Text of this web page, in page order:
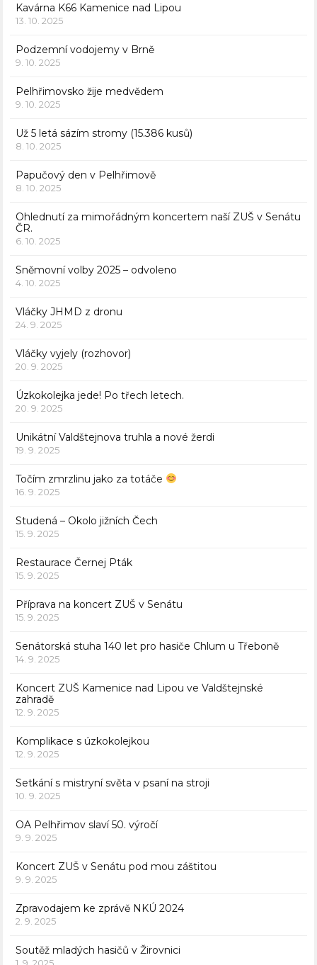
Kavárna K66 Kamenice nad Lipou
13. 10. 2025
Podzemní vodojemy v Brně
9. 10. 2025
Pelhřimovsko žije medvědem
9. 10. 2025
Už 5 letá sázím stromy (15.386 kusů)
8. 10. 2025
Papučový den v Pelhřimově
8. 10. 2025
Ohlednutí za mimořádným koncertem naší ZUŠ v Senátu
ČR.
6. 10. 2025
Sněmovní volby 2025 – odvoleno
4. 10. 2025
Vláčky JHMD z dronu
24. 9. 2025
Vláčky vyjely (rozhovor)
20. 9. 2025
Úzkokolejka jede! Po třech letech.
20. 9. 2025
Unikátní Valdštejnova truhla a nové žerdi
19. 9. 2025
Točím zmrzlinu jako za totáče
16. 9. 2025
Studená – Okolo jižních Čech
15. 9. 2025
Restaurace Černej Pták
15. 9. 2025
Příprava na koncert ZUŠ v Senátu
15. 9. 2025
Senátorská stuha 140 let pro hasiče Chlum u Třeboně
14. 9. 2025
Koncert ZUŠ Kamenice nad Lipou ve Valdštejnské
zahradě
12. 9. 2025
Komplikace s úzkokolejkou
12. 9. 2025
Setkání s mistryní světa v psaní na stroji
10. 9. 2025
OA Pelhřimov slaví 50. výročí
9. 9. 2025
Koncert ZUŠ v Senátu pod mou záštitou
9. 9. 2025
Zpravodajem ke zprávě NKÚ 2024
2. 9. 2025
Soutěž mladých hasičů v Žirovnici
1. 9. 2025